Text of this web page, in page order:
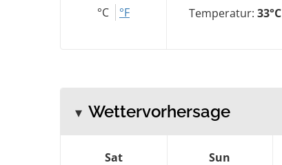
°C °F
Temperatur: 33°C
Wettervorhersage
Sat
Sun